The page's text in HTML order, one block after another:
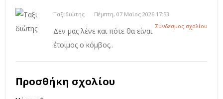
Ταξιδιώτης
Πέμπτη, 07 Μαϊος 2026 17:53
Σύνδεσμος σχολίου
Δεν μας λένε και πότε θα είναι
έτοιμος ο κόμβος..
Προσθήκη σχολίου